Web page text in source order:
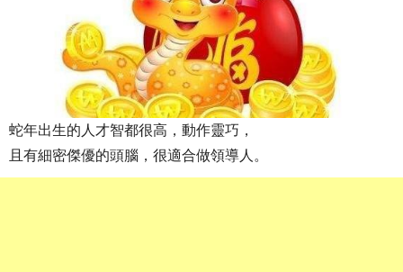
蛇年出生的人才智都很高，動作靈巧，
且有細密傑優的頭腦，很適合做領導人。